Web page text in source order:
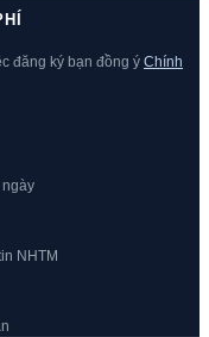
đăng ký bạn đồng ý Chính
ngày
NHTM